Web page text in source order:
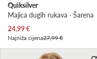
Quiksilver
Majica dugih rukava · Šarena
Trenutna cijena
24,99€
Najniža cijena27,99 €